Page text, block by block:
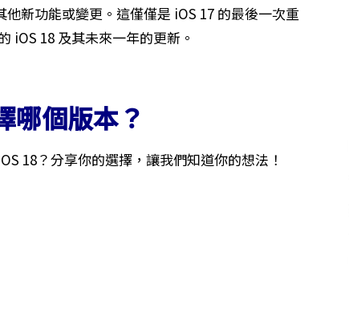
新功能或變更。這僅僅是 iOS 17 的最後一次重
iOS 18 及其未來一年的更新。
哪個版本？
18？分享你的選擇，讓我們知道你的想法！